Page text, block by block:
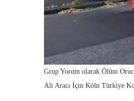
Grup Yorum olarak Ölüm
Ali Aracı İçin Köln Türkiye